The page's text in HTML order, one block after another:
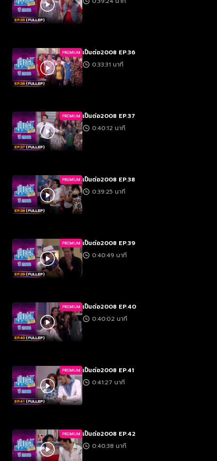
PREMIUM เป็นต่อ2008 EP.36
0:33:31 นาที
PREMIUM เป็นต่อ2008 EP.37
0:40:12 นาที
PREMIUM เป็นต่อ2008 EP.38
0:39:25 นาที
PREMIUM เป็นต่อ2008 EP.39
0:40:49 นาที
PREMIUM เป็นต่อ2008 EP.40
0:40:02 นาที
PREMIUM เป็นต่อ2008 EP.41
0:41:27 นาที
PREMIUM เป็นต่อ2008 EP.42
0:40:38 นาที